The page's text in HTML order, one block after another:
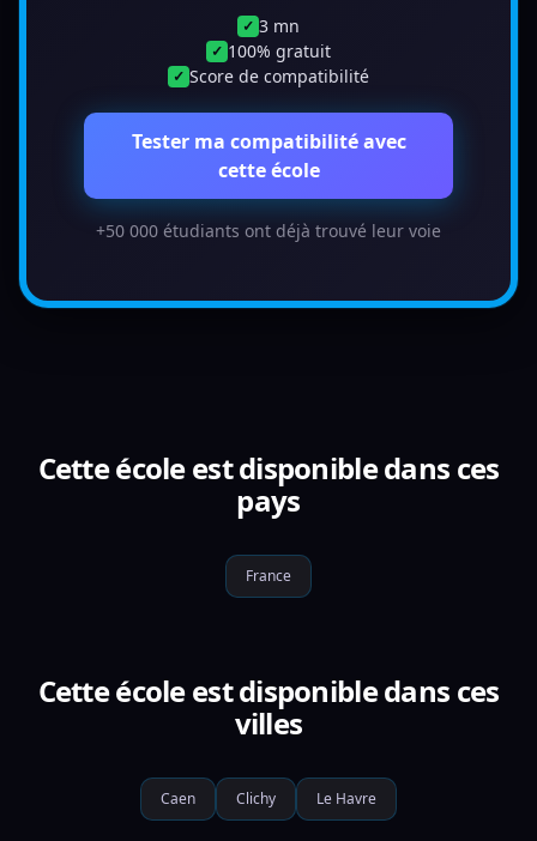
✓ 3 mn
✓ 100% gratuit
✓ Score de compatibilité
Tester ma compatibilité avec
cette école
+50 000 étudiants ont déjà trouvé leur voie
Cette école est disponible dans ces
pays
France
Cette école est disponible dans ces
villes
Caen Clichy Le Havre